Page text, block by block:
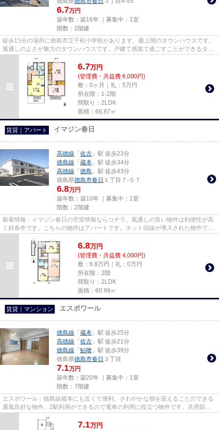
6.7万円
築年数：築16年 ｜募集中： 1室
階数：2階建
徒歩15分の場所に徳島市立千松小学校があります。最上階のタウンハウスです。
風通しのよさが魅力のタウンハウスです。戸建て感覚で過ごすことができるタウ
ンハウスタイプです。徳島市...
6.7万円
(管理費・共益費 6,000円)
敷：0ヶ月｜礼：5万円
所在階：1-2階
間取り：2LDK
面積：66.87㎡
賃貸｜アパート イマジン春日
高徳線 「 佐古 」駅 徒歩23分
徳島線 「 蔵本 」駅 徒歩34分
高徳線 「 徳島 」駅 徒歩43分
徳島県徳島市春日 １丁目７-５７
6.8万円
築年数：築10年 ｜募集中： 1室
階数：2階建
新着情報：イマジン春日の空室情報ならコチラ。風通しの良い物件は利便性が高
く好条件です。こちらの物件はアパートです。ネット回線が導入された物件で
す。NewStoriesでは高徳線佐古...
6.8万円
(管理費・共益費 4,000円)
敷：6.8万円｜礼：0万円
所在階：2階
間取り：2LDK
面積：60.99㎡
賃貸｜マンション エスポワール
徳島線 「 蔵本 」駅 徒歩25分
高徳線 「 佐古 」駅 徒歩21分
徳島線 「 鮎喰 」駅 徒歩39分
徳島県徳島市春日 ３丁目
7.1万円
築年数：築20年 ｜募集中： 1室
階数：7階建
エスポワール：徳島線蔵本にも近くて便利。さわやかな朝を迎えることのできる
通風良好な物件。2駅利用ができるので電車の利用に役立つ物件です。共用部に
7.1万円